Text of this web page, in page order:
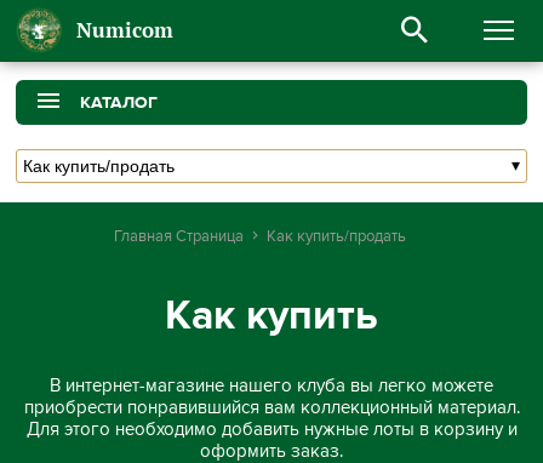
Numicom
КАТАЛОГ
Главная Страница Как купить/продать
Как купить
В интернет-магазине нашего клуба вы легко можете
приобрести понравившийся вам коллекционный материал.
Для этого необходимо добавить нужные лоты в корзину и
оформить заказ.